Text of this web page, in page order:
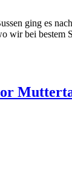
ging es
wir bei bestem